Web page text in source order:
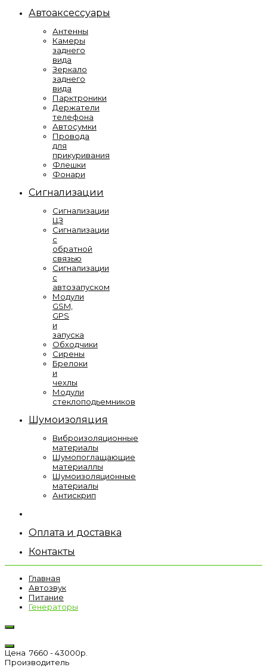
Автоаксессуары
Антенны
Камеры
заднего
вида
Зеркало
заднего
вида
Парктроники
Держатели
телефона
Автосумки
Провода
для
прикуривания
Флешки
Фонари
Сигнализации
Сигнализации
ЦЗ
Сигнализации
с
обратной
связью
Сигнализации
с
автозапуском
Модули
GSM,
GPS
и
запуска
Обходчики
Сирены
Брелоки
и
чехлы
Модули
стеклоподьемников
Шумоизоляция
Виброизоляционные
материалы
Шумопоглащающие
материаллы
Шумоизоляционные
материалы
Антискрип
Оплата и доставка
Контакты
Главная
Автозвук
Питание
Генераторы
Цена 7660 -43000р.
Производитель